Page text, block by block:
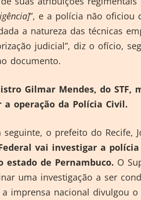
”, e a polícia não oficiou
a natureza das técnicas
judicial”, diz o ofício,
documento.
Gilmar Mendes, do STF,
operação da Polícia Civil.
o prefeito do Recife,
vai investigar a
estado de Pernambuco. O
uma investigação a ser
imprensa nacional divulgou o